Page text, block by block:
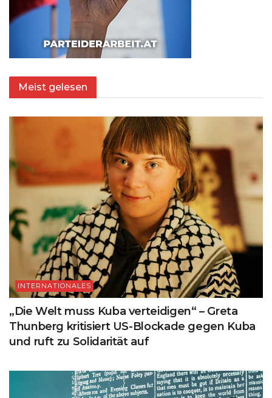
Meist gelesen
INTERNATIONALES
„Die Welt muss Kuba verteidigen“ – Greta
Thunberg kritisiert US-Blockade gegen Kuba
und ruft zu Solidarität auf